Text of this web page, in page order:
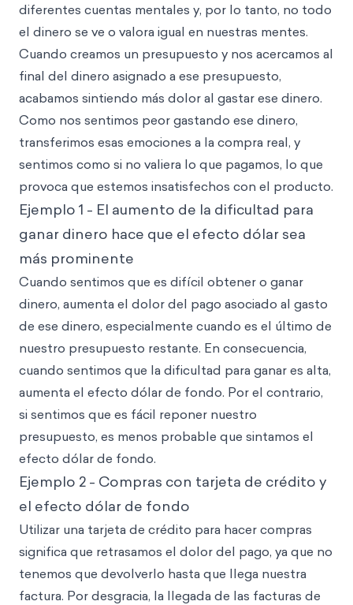
diferentes cuentas mentales y, por lo tanto, no todo
el dinero se ve o valora igual en nuestras mentes.
Cuando creamos un presupuesto y nos acercamos al
final del dinero asignado a ese presupuesto,
acabamos sintiendo más dolor al gastar ese dinero.
Como nos sentimos peor gastando ese dinero,
transferimos esas emociones a la compra real, y
sentimos como si no valiera lo que pagamos, lo que
provoca que estemos insatisfechos con el producto.
Ejemplo 1 - El aumento de la dificultad para
ganar dinero hace que el efecto dólar sea
más prominente
Cuando sentimos que es difícil obtener o ganar
dinero, aumenta el dolor del pago asociado al gasto
de ese dinero, especialmente cuando es el último de
nuestro presupuesto restante. En consecuencia,
cuando sentimos que la dificultad para ganar es alta,
aumenta el efecto dólar de fondo. Por el contrario,
si sentimos que es fácil reponer nuestro
presupuesto, es menos probable que sintamos el
efecto dólar de fondo.
Ejemplo 2 - Compras con tarjeta de crédito y
el efecto dólar de fondo
Utilizar una tarjeta de crédito para hacer compras
significa que retrasamos el dolor del pago, ya que no
tenemos que devolverlo hasta que llega nuestra
factura. Por desgracia, la llegada de las facturas de